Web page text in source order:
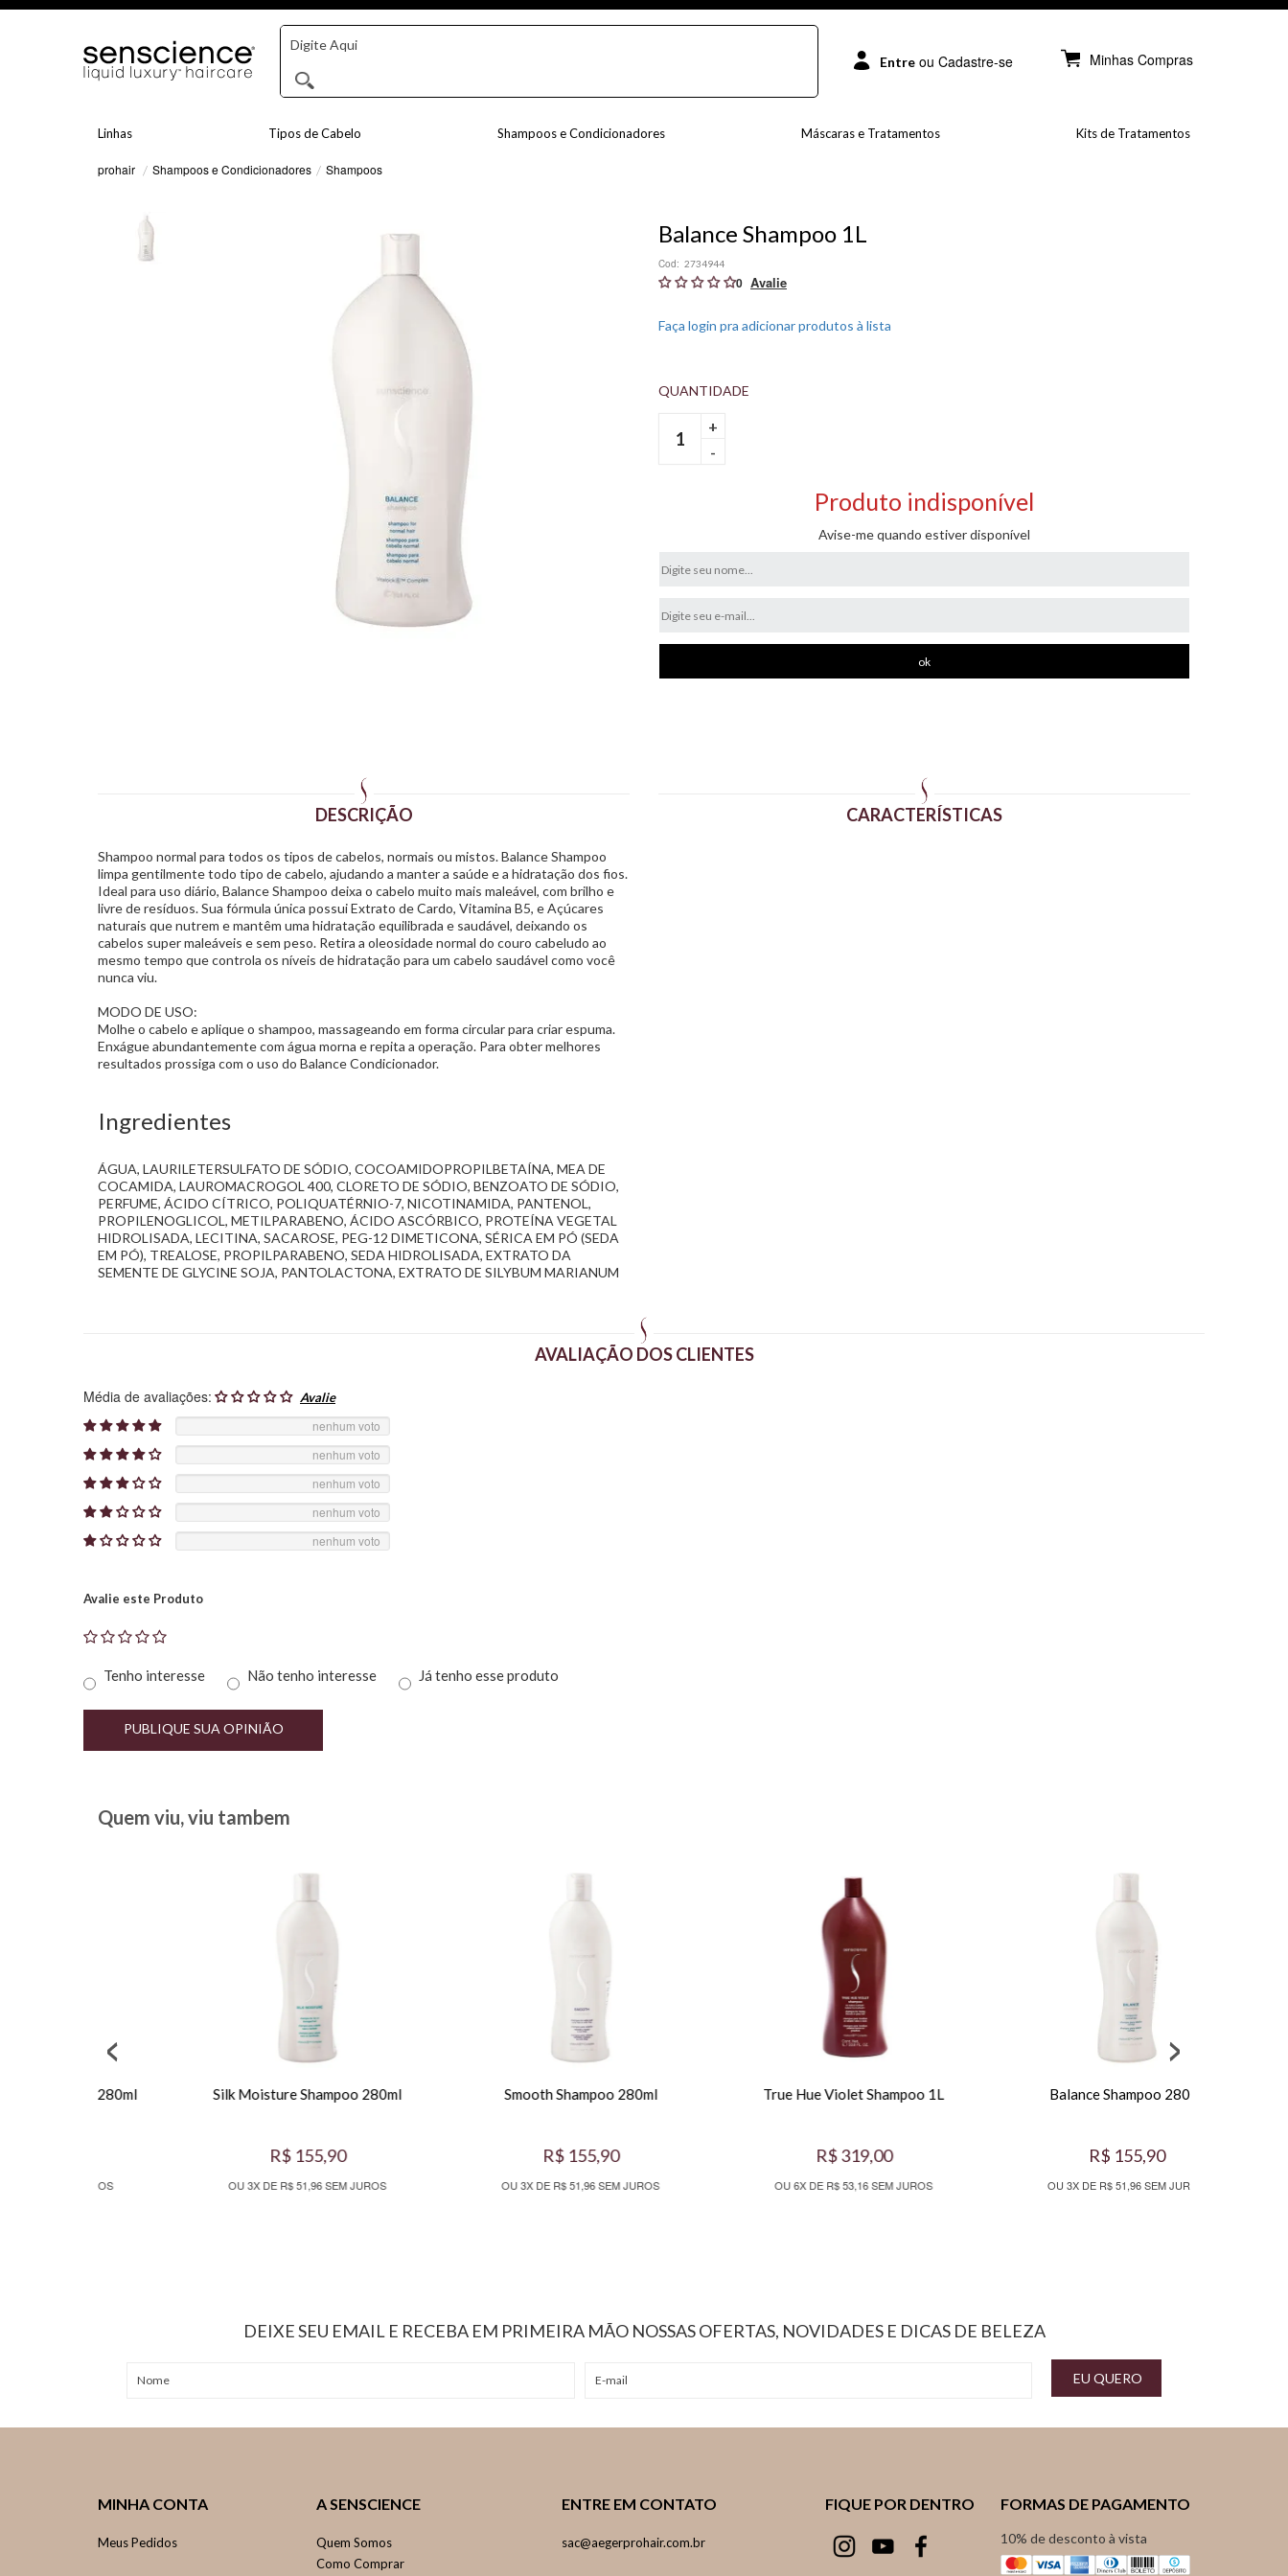
Entre ou Cadastre-se Minhas Compras
Linhas Tipos de Cabelo Shampoos e Condicionadores Máscaras e Tratamentos Kits de Tratamentos
prohair Shampoos e Condicionadores Shampoos
Balance Shampoo 1L
Cod: 2734944
0
Faça login pra adicionar produtos à lista
+
-
Produto indisponível
Avise-me quando estiver disponível
DESCRIÇÃO
Shampoo normal para todos os tipos de cabelos, normais ou mistos. Balance Shampoo
limpa gentilmente todo tipo de cabelo, ajudando a manter a saúde e a hidratação dos fios.
Ideal para uso diário, Balance Shampoo deixa o cabelo muito mais maleável, com brilho e
livre de resíduos. Sua fórmula única possui Extrato de Cardo, Vitamina B5, e Açúcares
naturais que nutrem e mantêm uma hidratação equilibrada e saudável, deixando os
cabelos super maleáveis e sem peso. Retira a oleosidade normal do couro cabeludo ao
mesmo tempo que controla os níveis de hidratação para um cabelo saudável como você
nunca viu.
MODO DE USO:
Molhe o cabelo e aplique o shampoo, massageando em forma circular para criar espuma.
Enxágue abundantemente com água morna e repita a operação. Para obter melhores
resultados prossiga com o uso do Balance Condicionador.
Ingredientes
ÁGUA, LAURILETERSULFATO DE SÓDIO, COCOAMIDOPROPILBETAÍNA, MEA DE
COCAMIDA, LAUROMACROGOL 400, CLORETO DE SÓDIO, BENZOATO DE SÓDIO,
PERFUME, ÁCIDO CÍTRICO, POLIQUATÉRNIO-7, NICOTINAMIDA, PANTENOL,
PROPILENOGLICOL, METILPARABENO, ÁCIDO ASCÓRBICO, PROTEÍNA VEGETAL
HIDROLISADA, LECITINA, SACAROSE, PEG-12 DIMETICONA, SÉRICA EM PÓ (SEDA
EM PÓ), TREALOSE, PROPILPARABENO, SEDA HIDROLISADA, EXTRATO DA
SEMENTE DE GLYCINE SOJA, PANTOLACTONA, EXTRATO DE SILYBUM MARIANUM
CARACTERÍSTICAS
AVALIAÇÃO DOS CLIENTES
Média de avaliações:
nenhum voto
nenhum voto
nenhum voto
nenhum voto
nenhum voto
Avalie este Produto
Tenho interesse Não tenho interesse Já tenho esse produto
PUBLIQUE SUA OPINIÃO
Quem viu, viu tambem
Silk Moisture Shampoo 280ml
R$ 155,90
OU 3X DE R$ 51,96 SEM JUROS
Smooth Shampoo 280ml
R$ 155,90
OU 3X DE R$ 51,96 SEM JUROS
True Hue Violet Shampoo 1L
R$ 319,00
OU 6X DE R$ 53,16 SEM JUROS
Balance Shampoo 280ml
R$ 155,90
OU 3X DE R$ 51,96 SEM JUROS
DEIXE SEU EMAIL E RECEBA EM PRIMEIRA MÃO NOSSAS OFERTAS, NOVIDADES E DICAS DE BELEZA
EU QUERO
MINHA CONTA
Meus Pedidos
A SENSCIENCE
Quem Somos
Como Comprar
ENTRE EM CONTATO
sac@aegerprohair.com.br
FIQUE POR DENTRO FORMAS DE PAGAMENTO
10% de desconto à vista